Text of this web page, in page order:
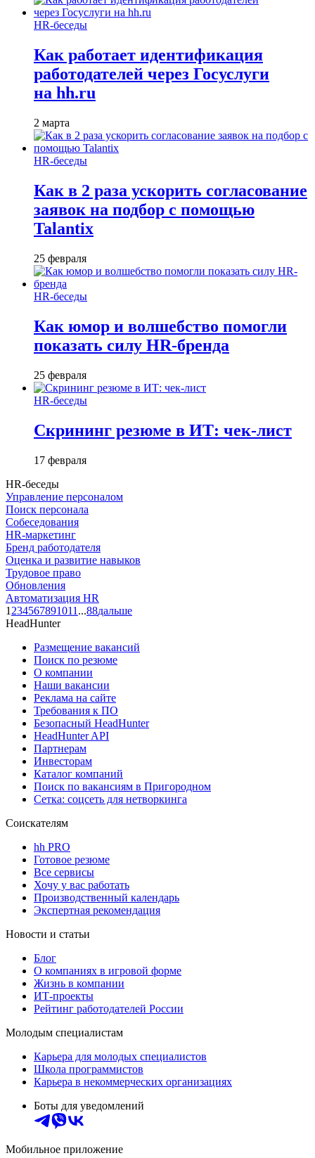
HR-беседы
Как работает идентификация
работодателей через Госуслуги
на hh.ru
2 марта
HR-беседы
Как в 2 раза ускорить согласование
заявок на подбор с помощью
Talantix
25 февраля
HR-беседы
Как юмор и волшебство помогли
показать силу HR-бренда
25 февраля
HR-беседы
Скрининг резюме в ИТ: чек-лист
17 февраля
HR-беседы
Управление персоналом
Поиск персонала
Собеседования
HR-маркетинг
Бренд работодателя
Оценка и развитие навыков
Трудовое право
Обновления
Автоматизация HR
1 234567891011 ...88дальше
HeadHunter
Размещение вакансий
Поиск по резюме
О компании
Наши вакансии
Реклама на сайте
Требования к ПО
Безопасный HeadHunter
HeadHunter API
Партнерам
Инвесторам
Каталог компаний
Поиск по вакансиям в Пригородном
Сетка: соцсеть для нетворкинга
Соискателям
hh PRO
Готовое резюме
Все сервисы
Хочу у вас работать
Производственный календарь
Экспертная рекомендация
Новости и статьи
Блог
О компаниях в игровой форме
Жизнь в компании
ИТ-проекты
Рейтинг работодателей России
Молодым специалистам
Карьера для молодых специалистов
Школа программистов
Карьера в некоммерческих организациях
Боты для уведомлений
Мобильное приложение